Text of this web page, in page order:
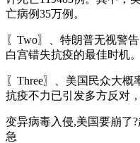
亡病例35万例。
〖Two〗、特朗普无视警
白宫错失抗疫的最佳时机。
〖Three〗、美国民众大
抗疫不力已引发多方反对
变异病毒入侵,美国要崩了
急